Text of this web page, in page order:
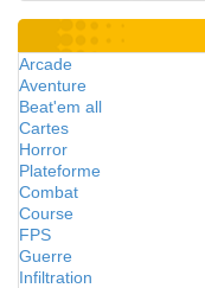
Arcade
Aventure
Beat'em all
Cartes
Horror
Plateforme
Combat
Course
FPS
Guerre
Infiltration